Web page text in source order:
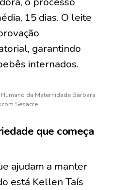
15 dias. O leite
garantindo
internados.
da Maternidade Bárbara
Sesacre
que começa
ajudam a manter
está Kellen Taís